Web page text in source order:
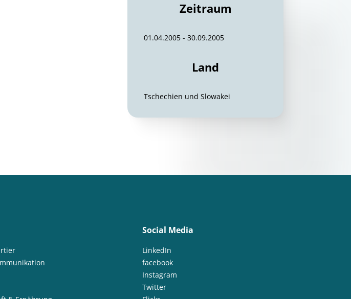
Zeitraum
01.04.2005 - 30.09.2005
Land
Tschechien und Slowakei
Social Media
LinkedIn
facebook
Instagram
Twitter